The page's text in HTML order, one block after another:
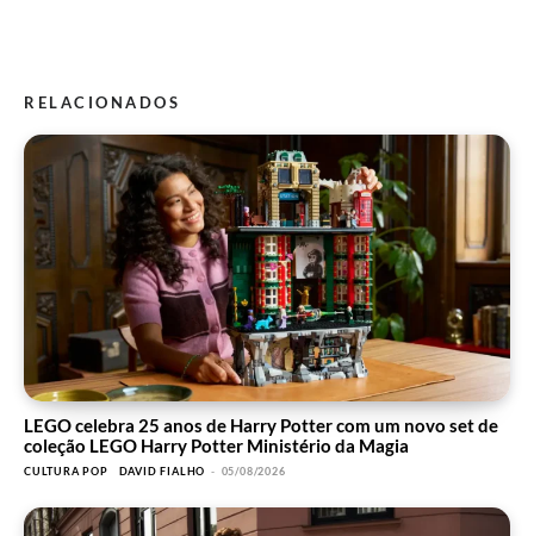
RELACIONADOS
LEGO celebra 25 anos de Harry Potter com um novo set de
coleção LEGO Harry Potter Ministério da Magia
CULTURA POP DAVID FIALHO - 05/08/2026